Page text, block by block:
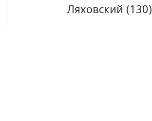
Ляховский (130)